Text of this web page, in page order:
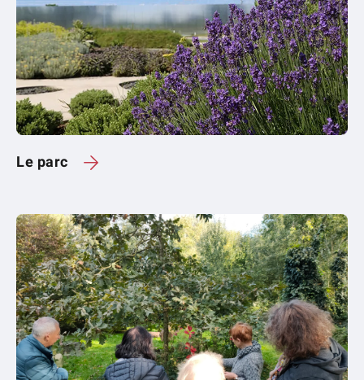
Le parc